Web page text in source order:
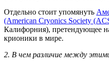
Отдельно стоит упомянуть
(American Cryonics Society
Калифорния), претендующее
крионики в мире.
2. В чем различие между